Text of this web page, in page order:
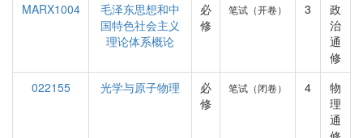
MARX1004
毛泽东思想和中
国特色社会主义
理论体系概论
必
修
笔试（开卷） 3
政
治
通
修
022155
光学与原子物理
必
修
笔试（闭卷） 4
物
理
通